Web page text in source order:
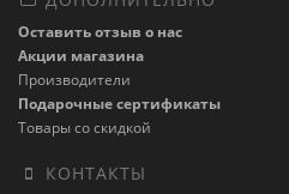
Оставить отзыв о нас
Акции магазина
Производители
Подарочные сертификаты
Товары со скидкой
КОНТАКТЫ